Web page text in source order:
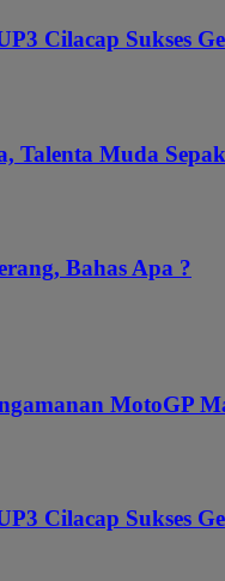
Cilacap Sukses
Talenta Muda
Bahas Apa ?
MotoGP
Cilacap Sukses